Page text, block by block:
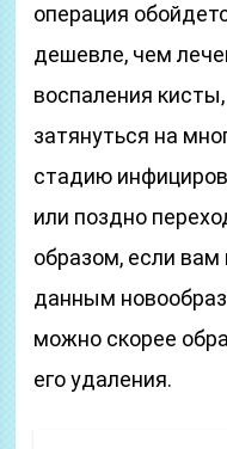
операция
дешевле, чем
воспаления
затянуться на
стадию
или поздно
образом, если вам
данным
можно скорее
его удаления.